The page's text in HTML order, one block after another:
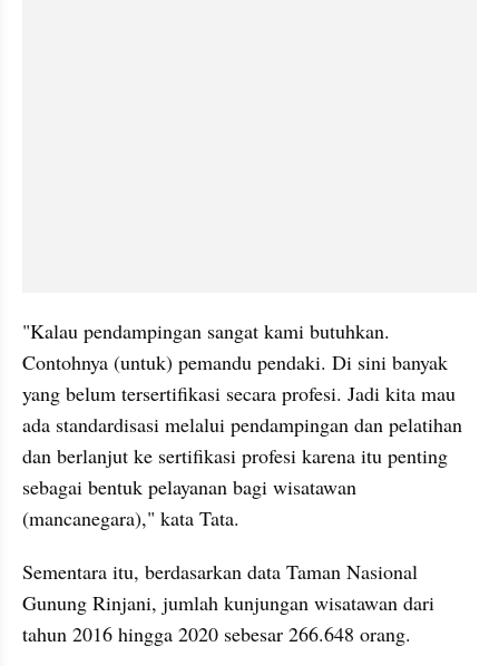
"Kalau pendampingan sangat kami butuhkan.
Contohnya (untuk) pemandu pendaki. Di sini banyak
yang belum tersertifikasi secara profesi. Jadi kita mau
ada standardisasi melalui pendampingan dan pelatihan
dan berlanjut ke sertifikasi profesi karena itu penting
sebagai bentuk pelayanan bagi wisatawan
(mancanegara)," kata Tata.
Sementara itu, berdasarkan data Taman Nasional
Gunung Rinjani, jumlah kunjungan wisatawan dari
tahun 2016 hingga 2020 sebesar 266.648 orang.